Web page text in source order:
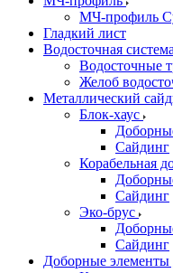
МЧ-профиль
Гладкий лист
Водосточная
Водосточные
Желоб
Металлический
Блок-хаус
Сайдинг
Корабельная
Сайдинг
Эко-брус
Сайдинг
Доборные элементы